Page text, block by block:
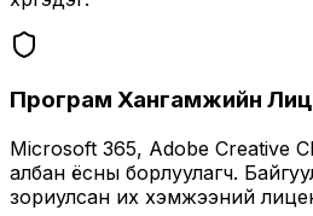
Програм Хангамжийн
Microsoft 365, Adobe Creative
албан ёсны борлуулагч.
зориулсан их хэмжээний